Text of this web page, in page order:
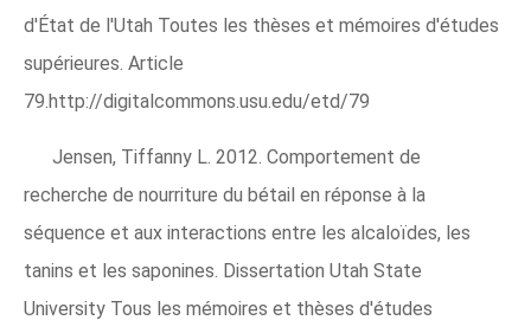
d'État de l'Utah Toutes les thèses et mémoires d'études
supérieures. Article
79.http://digitalcommons.usu.edu/etd/79
Jensen, Tiffanny L. 2012. Comportement de
recherche de nourriture du bétail en réponse à la
séquence et aux interactions entre les alcaloïdes, les
tanins et les saponines. Dissertation Utah State
University Tous les mémoires et thèses d'études